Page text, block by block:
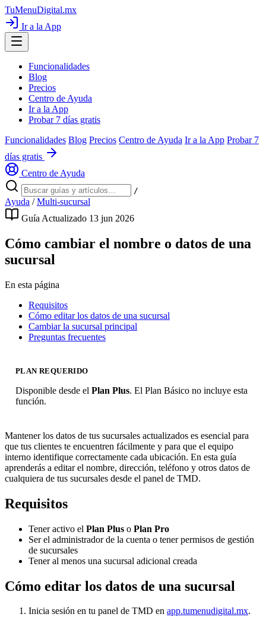
TuMenuDigital.mx
Ir a la App
Funcionalidades
Blog
Precios
Centro de Ayuda
Ir a la App
Probar 7 días gratis
Funcionalidades Blog Precios Centro de Ayuda Ir a la App Probar 7
días gratis
Centro de Ayuda
/
Ayuda / Multi-sucursal
Guía Actualizado 13 jun 2026
Cómo cambiar el nombre o datos de una
sucursal
En esta página
Requisitos
Cómo editar los datos de una sucursal
Cambiar la sucursal principal
Preguntas frecuentes
PLAN REQUERIDO
Disponible desde el Plan Plus. El Plan Básico no incluye esta
función.
Mantener los datos de tus sucursales actualizados es esencial para
que tus clientes te encuentren fácilmente y para que el equipo
interno identifique correctamente cada ubicación. En esta guía
aprenderás a editar el nombre, dirección, teléfono y otros datos de
cualquiera de tus sucursales desde el panel de TMD.
Requisitos
Tener activo el Plan Plus o Plan Pro
Ser el administrador de la cuenta o tener permisos de gestión
de sucursales
Tener al menos una sucursal adicional creada
Cómo editar los datos de una sucursal
Inicia sesión en tu panel de TMD en app.tumenudigital.mx.